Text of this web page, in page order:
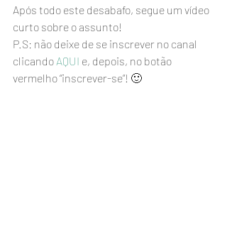
Após todo este desabafo, segue um vídeo
curto sobre o assunto!
P.S: não deixe de se inscrever no canal
clicando AQUI e, depois, no botão
vermelho “inscrever-se”! 🙂